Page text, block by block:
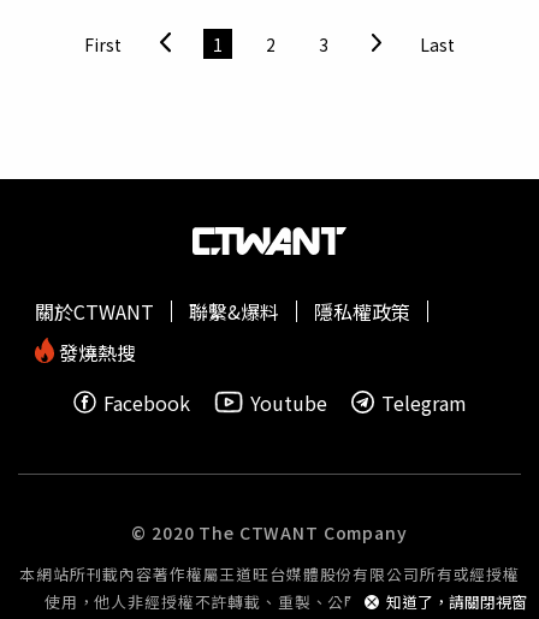
美國正努力重新調整對歐洲與中東的投入，將國防焦點轉回
亞洲。雖然川普曾承諾要結束俄烏戰爭，但在此同時，印太
建立軍事主導權。分析人士指出，中國艦隊的設計可快速卸
（D-Day）式的台灣侵攻預作準備。美方同時警告，中國對
許多亞洲國家的經濟影響力日益加劇，使各國面臨安全與經
同時尋求與中國的經濟合作以及與美國的國防合作。這是地
理上的必要，但要提防中國共產黨透過這種糾結所追求的影
對的安全威脅較輕，許多國家仍願意投入相對更多資源，而
席會議的中國海軍少將胡剛峰（Hu Gangfeng）在會中指控
美國言論是「無根指控」，更批評其「無中生有」「顛倒黑
白」，意圖挑起對抗與混亂。中國外交部則在亞洲時間6月1
日凌晨發布更為直接的聲明，嚴厲譴責赫格塞斯「抹黑攻擊
First 1 2 3 Last
知道了，請關閉視窗
關於CTWANT 聯繫&爆料
隱私權政策
發燒熱搜
Facebook
Youtube Telegram
© 2020 The CTWANT Company
本網站所刊載內容著作權屬王道旺台媒體股份有限公司所有或經授權
使用，他人非經授權不許轉載、重製、公開播送或公開傳輸。